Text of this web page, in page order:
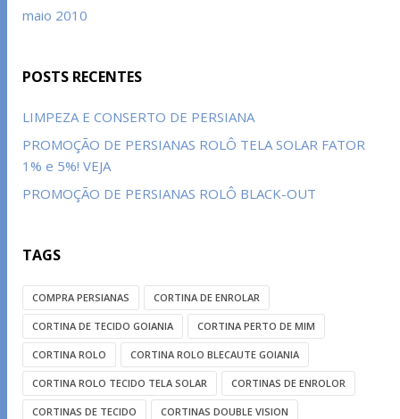
maio 2010
POSTS RECENTES
LIMPEZA E CONSERTO DE PERSIANA
PROMOÇÃO DE PERSIANAS ROLÔ TELA SOLAR FATOR
1% e 5%! VEJA
PROMOÇÃO DE PERSIANAS ROLÔ BLACK-OUT
TAGS
COMPRA PERSIANAS CORTINA DE ENROLAR
CORTINA DE TECIDO GOIANIA CORTINA PERTO DE MIM
CORTINA ROLO CORTINA ROLO BLECAUTE GOIANIA
CORTINA ROLO TECIDO TELA SOLAR CORTINAS DE ENROLOR
CORTINAS DE TECIDO CORTINAS DOUBLE VISION